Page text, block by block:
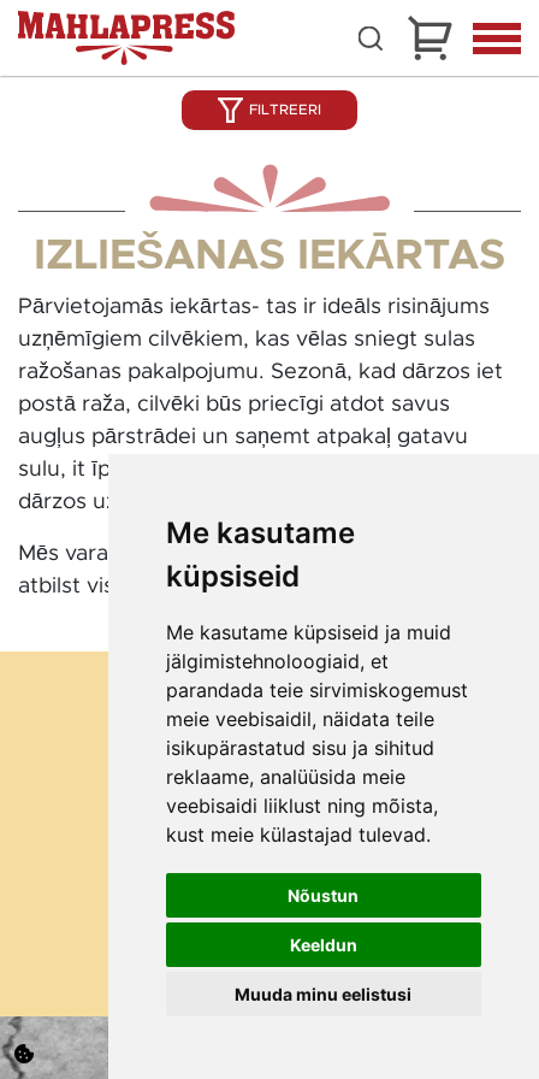
Me kasutame
küpsiseid
Me kasutame küpsiseid ja muid
jälgimistehnoloogiaid, et
parandada teie sirvimiskogemust
meie veebisaidil, näidata teile
isikupärastatud sisu ja sihitud
reklaame, analüüsida meie
veebisaidi liiklust ning mõista,
kust meie külastajad tulevad.
Nõustun
Keeldun
Muuda minu eelistusi
FILTREERI
IZLIEŠANAS IEKĀRTAS
Pārvietojamās iekārtas- tas ir ideāls risinājums
uzņēmīgiem cilvēkiem, kas vēlas sniegt sulas
ražošanas pakalpojumu. Sezonā, kad dārzos iet
postā raža, cilvēki būs priecīgi atdot savus
augļus pārstrādei un saņemt atpakaļ gatavu
sulu, it īpaši, ja Jūs pagatavosiet sulu tieši viņu
dārzos uz vietas.
Mēs varam Jums sakomplektēt iekārtu, kas
atbilst visām Jūsu prasībām.